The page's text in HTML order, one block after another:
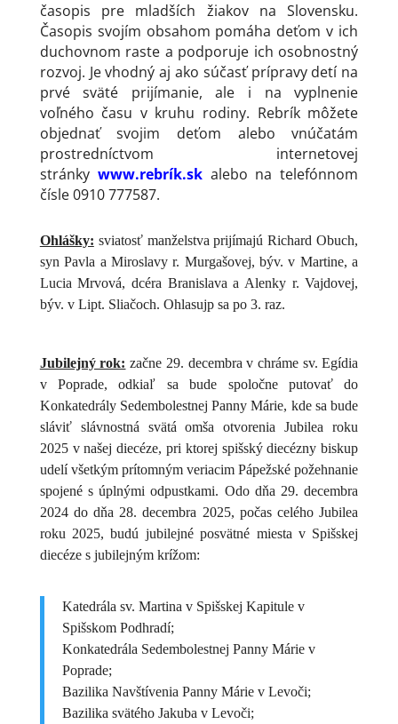
časopis pre mladších žiakov na Slovensku.
Časopis svojím obsahom pomáha deťom v ich
duchovnom raste a podporuje ich osobnostný
rozvoj. Je vhodný aj ako súčasť prípravy detí na
prvé sväté prijímanie, ale i na vyplnenie
voľného času v kruhu rodiny. Rebrík môžete
objednať svojim deťom alebo vnúčatám
prostredníctvom internetovej
stránky www.rebrík.sk alebo na telefónnom
čísle 0910 777587.
Ohlášky: sviatosť manželstva prijímajú Richard Obuch,
syn Pavla a Miroslavy r. Murgašovej, býv. v Martine, a
Lucia Mrvová, dcéra Branislava a Alenky r. Vajdovej,
býv. v Lipt. Sliačoch. Ohlasujp sa po 3. raz.
Jubilejný rok: začne 29. decembra v chráme sv. Egídia
v Poprade, odkiaľ sa bude spoločne putovať do
Konkatedrály Sedembolestnej Panny Márie, kde sa bude
sláviť slávnostná svätá omša otvorenia Jubilea roku
2025 v našej diecéze, pri ktorej spišský diecézny biskup
udelí všetkým prítomným veriacim Pápežské požehnanie
spojené s úplnými odpustkami. Odo dňa 29. decembra
2024 do dňa 28. decembra 2025, počas celého Jubilea
roku 2025, budú jubilejné posvätné miesta v Spišskej
diecéze s jubilejným krížom:
Katedrála sv. Martina v Spišskej Kapitule v
Spišskom Podhradí;
Konkatedrála Sedembolestnej Panny Márie v
Poprade;
Bazilika Navštívenia Panny Márie v Levoči;
Bazilika svätého Jakuba v Levoči;